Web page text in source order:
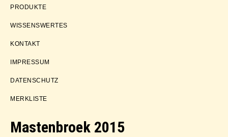
PRODUKTE
WISSENSWERTES
KONTAKT
IMPRESSUM
DATENSCHUTZ
MERKLISTE
Mastenbroek 2015